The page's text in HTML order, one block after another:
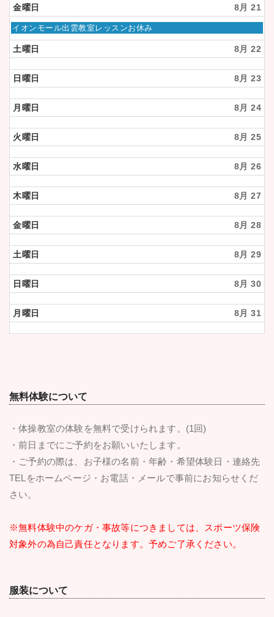
日,
8
月
20th
2026
金曜日 8月 21
金
日,
8
21st
2026
イオンモール出雲教室レッスンお休み
土曜日 8月 22
日曜日 8月 23
月曜日 8月 24
火曜日 8月 25
水曜日 8月 26
木曜日 8月 27
金曜日 8月 28
土曜日 8月 29
日曜日 8月 30
月曜日 8月 31
無料体験について
・体操教室の体験を無料で受けられます。(1回)
・前日までにご予約をお願いいたします。
・ご予約の際は、お子様の名前・年齢・希望体験日・連絡先
TELをホームページ・お電話・メールで事前にお知らせくだ
さい。
※無料体験中のケガ・事故等につきましては、スポーツ保険
対象外の為自己責任となります。予めご了承ください。
服装について